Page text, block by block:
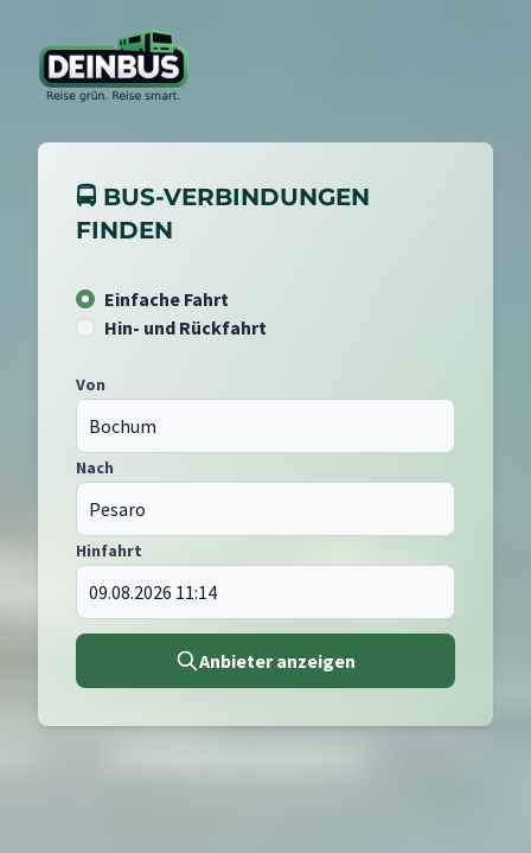
🚍 BUS-VERBINDUNGEN
FINDEN
Einfache Fahrt
Hin- und Rückfahrt
Von
Nach
Hinfahrt
Anbieter anzeigen